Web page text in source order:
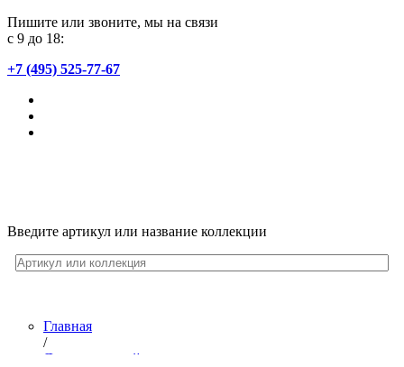
Пишите или звоните, мы на связи
с 9 до 18:
+7 (495) 525-77-67
Введите артикул или название коллекции
Главная
/
Лента новостей